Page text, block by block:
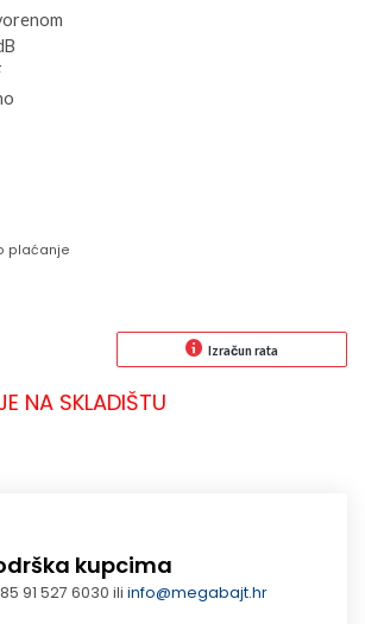
plaćanje
Izračun rata
NA SKLADIŠTU
kupcima
91 527 6030 iliinfo@megabajt.hr